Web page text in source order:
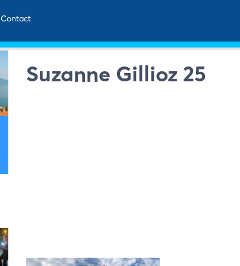
Contact
Suzanne Gillioz 25